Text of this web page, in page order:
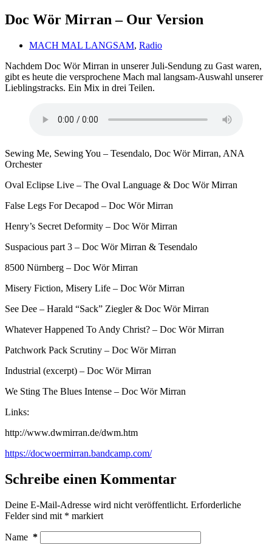
Doc Wör Mirran – Our Version
MACH MAL LANGSAM, Radio
Nachdem Doc Wör Mirran in unserer Juli-Sendung zu Gast waren,
gibt es heute die versprochene Mach mal langsam-Auswahl unserer
Lieblingstracks. Ein Mix in drei Teilen.
Sewing Me, Sewing You – Tesendalo, Doc Wör Mirran, ANA
Orchester
Oval Eclipse Live – The Oval Language & Doc Wör Mirran
False Legs For Decapod – Doc Wör Mirran
Henry’s Secret Deformity – Doc Wör Mirran
Suspacious part 3 – Doc Wör Mirran & Tesendalo
8500 Nürnberg – Doc Wör Mirran
Misery Fiction, Misery Life – Doc Wör Mirran
See Dee – Harald “Sack” Ziegler & Doc Wör Mirran
Whatever Happened To Andy Christ? – Doc Wör Mirran
Patchwork Pack Scrutiny – Doc Wör Mirran
Industrial (excerpt) – Doc Wör Mirran
We Sting The Blues Intense – Doc Wör Mirran
Links:
http://www.dwmirran.de/dwm.htm
https://docwoermirran.bandcamp.com/
Schreibe einen Kommentar
Deine E-Mail-Adresse wird nicht veröffentlicht. Erforderliche
Felder sind mit * markiert
Name *